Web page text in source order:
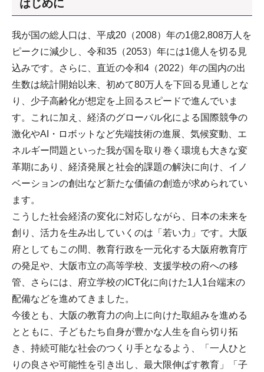
はじめに
我が国の総人口は、平成20（2008）年の1億2,808万人を
ピークに減少し、令和35（2053）年には1億人を切る見
込みです。さらに、直近の令和4（2022）年の国内の出
生数は統計開始以来、初めて80万人を下回る見通しとな
り、少子高齢化が想定を上回るスピードで進んでいま
す。これに加え、経済のグローバル化による国際競争の
激化やAI・ロボットなど先端技術の進展、気候変動、エ
ネルギー問題といった我が国を取り巻く環境も大きな変
革期にあり、経済発展と社会的課題の解決に向け、イノ
ベーションの創出など新たな価値の創造が求められてい
ます。
こうした社会経済の変化に対応しながら、日本の未来を
創り、活力を生み出していくのは「若い力」です。大阪
府としてもこの間、教育行政を一元化する大阪府教育庁
の発足や、大阪市立の高等学校、支援学校の府への移
管、さらには、府立学校のICT化に向けた1人1台端末の
配備などを進めてきました。
今後とも、大阪の教育力の向上に向けた取組みを進める
とともに、子どもたち自身が豊かな人生を自ら切り拓
き、持続可能な社会のつくり手となるよう、「一人ひと
りの良さや可能性を引き出し、最大限伸ばす教育」「子